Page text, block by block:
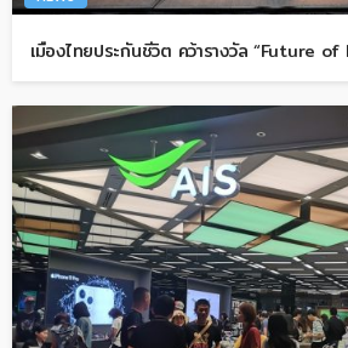
เมืองไทยประกันชีวิต คว้ารางวัล “Future